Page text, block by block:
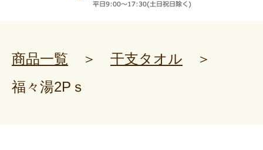
商品一覧 ＞ 干支タオル ＞
福々湯2Pｓ